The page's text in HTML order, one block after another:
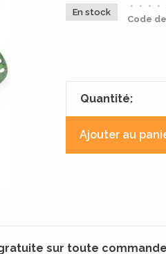
En stock
• • • •
Code
Quantité:
Ajouter au
sur toute